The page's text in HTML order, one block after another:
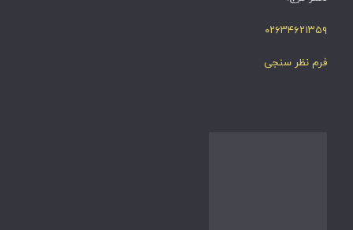
۰۲۶۳۴۶۲۱۳۵۹
فرم نظر سنجی